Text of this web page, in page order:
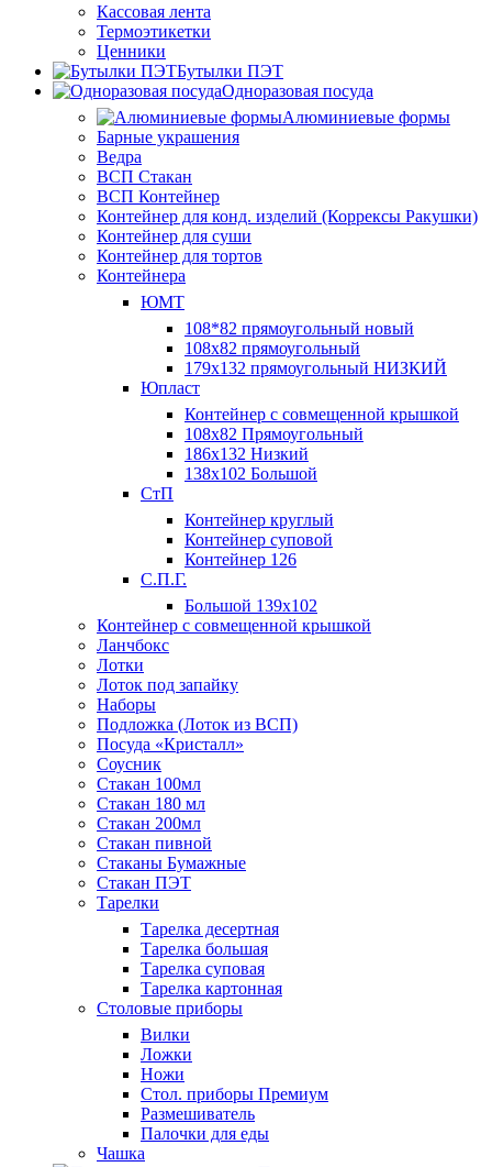
Кассовая лента
Термоэтикетки
Ценники
Бутылки ПЭТ
Одноразовая посуда
Алюминиевые формы
Барные украшения
Ведра
ВСП Стакан
ВСП Контейнер
Контейнер для конд. изделий (Коррексы Ракушки)
Контейнер для суши
Контейнер для тортов
Контейнера
ЮМТ
108*82 прямоугольный новый
108х82 прямоугольный
179х132 прямоугольный НИЗКИЙ
Юпласт
Контейнер с совмещенной крышкой
108х82 Прямоугольный
186х132 Низкий
138х102 Большой
СтП
Контейнер круглый
Контейнер суповой
Контейнер 126
С.П.Г.
Большой 139х102
Контейнер с совмещенной крышкой
Ланчбокс
Лотки
Лоток под запайку
Наборы
Подложка (Лоток из ВСП)
Посуда «Кристалл»
Соусник
Стакан 100мл
Стакан 180 мл
Стакан 200мл
Стакан пивной
Стаканы Бумажные
Стакан ПЭТ
Тарелки
Тарелка десертная
Тарелка большая
Тарелка суповая
Тарелка картонная
Столовые приборы
Вилки
Ложки
Ножи
Стол. приборы Премиум
Размешиватель
Палочки для еды
Чашка